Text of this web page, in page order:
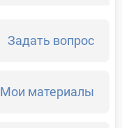
Задать вопрос
Мои материалы